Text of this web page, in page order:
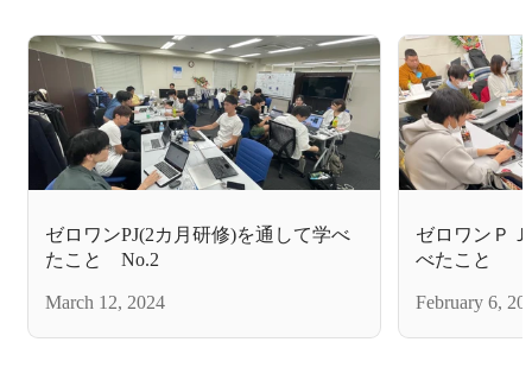
ゼロワンPJ(2カ月研修)を通して学べ
たこと No.2
March 12, 2024
ゼロワンＰ
べたこと
February 6,